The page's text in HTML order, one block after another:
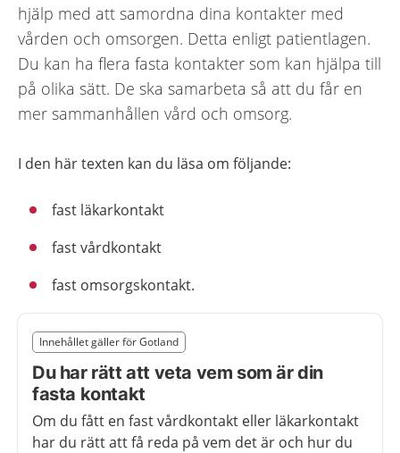
hjälp med att samordna dina kontakter med
vården och omsorgen. Detta enligt patientlagen.
Du kan ha flera fasta kontakter som kan hjälpa till
på olika sätt. De ska samarbeta så att du får en
mer sammanhållen vård och omsorg.
I den här texten kan du läsa om följande:
fast läkarkontakt
fast vårdkontakt
fast omsorgskontakt.
Nedan innehåll gäller region Gotland
Innehållet gäller för Gotland
Du har rätt att veta vem som är din
fasta kontakt
Om du fått en fast vårdkontakt eller läkarkontakt
har du rätt att få reda på vem det är och hur du
Slut på det regionala tillägget från region Gotland